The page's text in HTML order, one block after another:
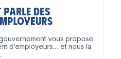
parle des
vous propose
d’employeurs… et nous la